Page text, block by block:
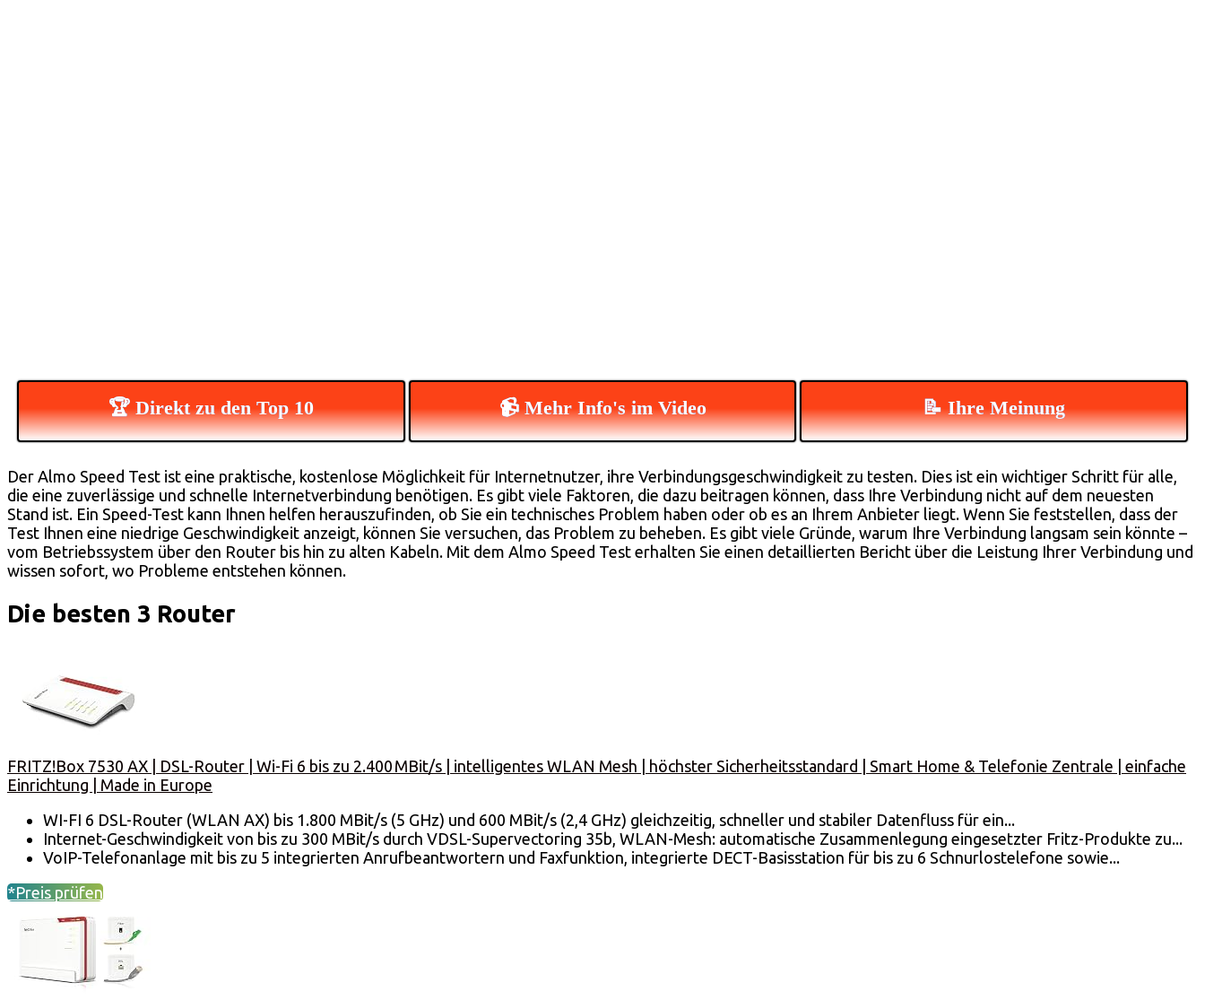
🏆 Direkt zu den Top 10 📹 Mehr Info's im Video 📝 Ihre Meinung
Der Almo Speed Test ist eine praktische, kostenlose Möglichkeit für Internetnutzer, ihre Verbindungsgeschwindigkeit zu testen. Dies ist ein wichtiger Schritt für alle,
die eine zuverlässige und schnelle Internetverbindung benötigen. Es gibt viele Faktoren, die dazu beitragen können, dass Ihre Verbindung nicht auf dem neuesten
Stand ist. Ein Speed-Test kann Ihnen helfen herauszufinden, ob Sie ein technisches Problem haben oder ob es an Ihrem Anbieter liegt. Wenn Sie feststellen, dass der
Test Ihnen eine niedrige Geschwindigkeit anzeigt, können Sie versuchen, das Problem zu beheben. Es gibt viele Gründe, warum Ihre Verbindung langsam sein könnte –
vom Betriebssystem über den Router bis hin zu alten Kabeln. Mit dem Almo Speed Test erhalten Sie einen detaillierten Bericht über die Leistung Ihrer Verbindung und
wissen sofort, wo Probleme entstehen können.
Die besten 3 Router
FRITZ!Box 7530 AX | DSL-Router | Wi-Fi 6 bis zu 2.400 MBit/s | intelligentes WLAN Mesh | höchster Sicherheitsstandard | Smart Home & Telefonie Zentrale | einfache
Einrichtung | Made in Europe
WI-FI 6 DSL-Router (WLAN AX) bis 1.800 MBit/s (5 GHz) und 600 MBit/s (2,4 GHz) gleichzeitig, schneller und stabiler Datenfluss für ein...
Internet-Geschwindigkeit von bis zu 300 MBit/s durch VDSL-Supervectoring 35b, WLAN-Mesh: automatische Zusammenlegung eingesetzter Fritz-Produkte zu...
VoIP-Telefonanlage mit bis zu 5 integrierten Anrufbeantwortern und Faxfunktion, integrierte DECT-Basisstation für bis zu 6 Schnurlostelefone sowie...
*Preis prüfen